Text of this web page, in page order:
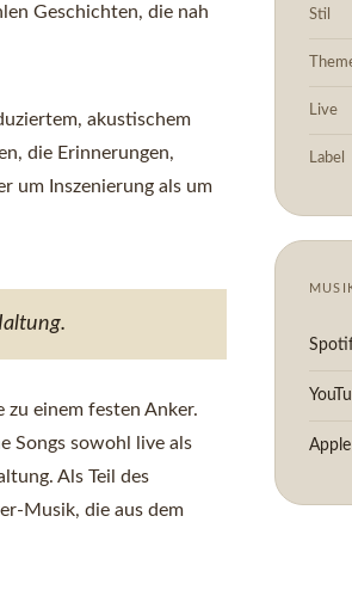
Geschichten, die nah
akustischem
die Erinnerungen,
um Inszenierung als um
einem festen Anker.
Songs sowohl live als
Als Teil des
Musik, die aus dem
Stil
Live
Label